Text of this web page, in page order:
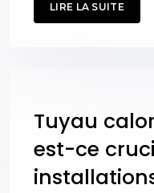
LIRE LA SUITE
Tuyau
est-ce